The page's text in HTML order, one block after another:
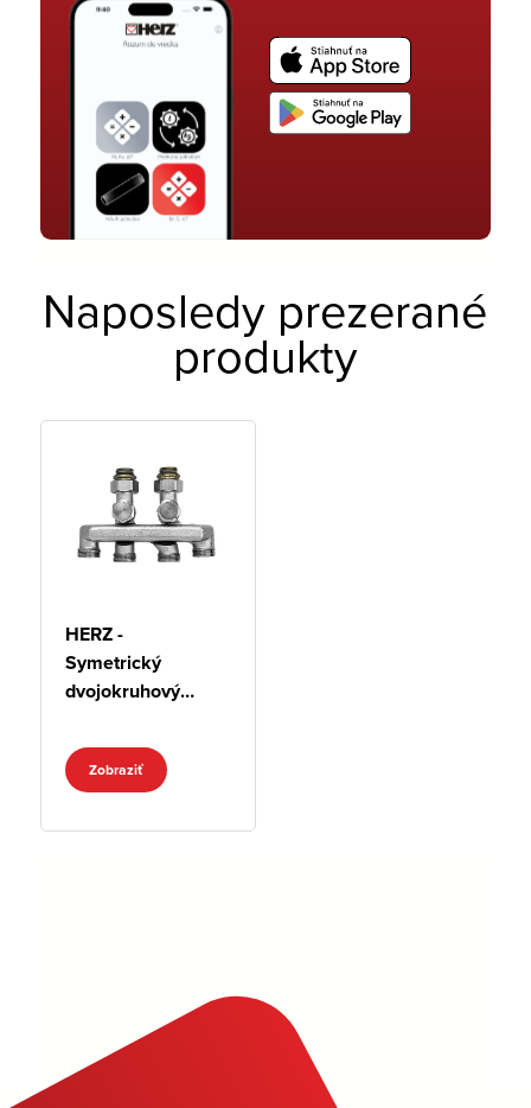
Naposledy prezerané
produkty
HERZ -
Symetrický
dvojokruhový
Zobraziť